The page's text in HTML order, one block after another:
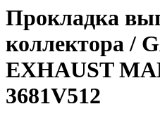
Прокладка
коллектора /
EXHAUST
3681V512